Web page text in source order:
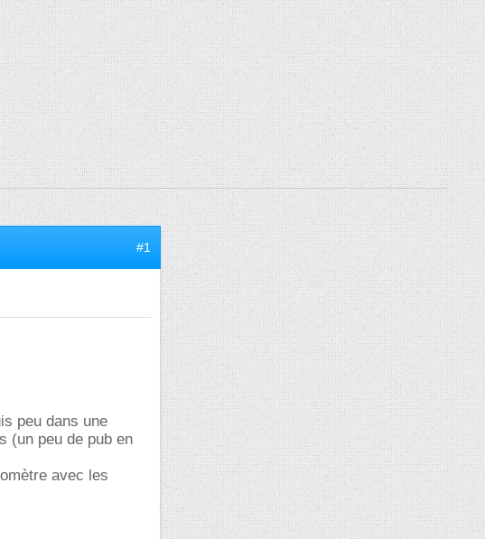
#1
peu dans une
(un peu de pub en
avec les